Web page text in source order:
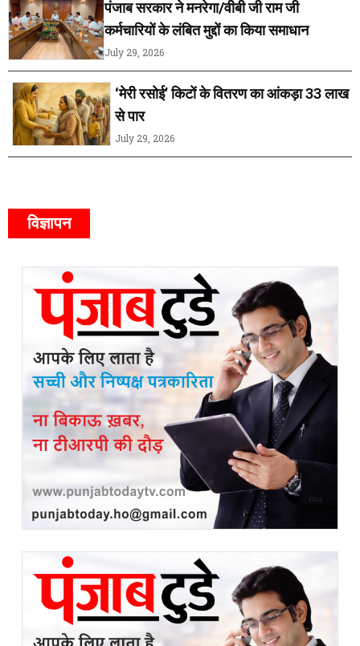
पंजाब सरकार ने मनरेगा/वीबी जी राम जी
कर्मचारियों के लंबित मुद्दों का किया समाधान
July 29, 2026
‘मेरी रसोई’ किटों के वितरण का आंकड़ा 33 लाख
से पार
July 29, 2026
विज्ञापन